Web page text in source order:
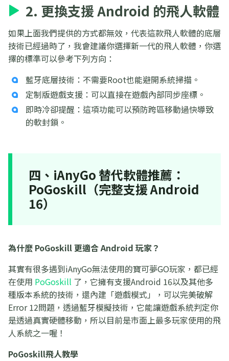
2. 更換支援 Android 的飛人軟體
如果上面我們提供的方式都無效，代表這款飛人軟體的底層
技術已經過時了，我會建議你選擇新一代的飛人軟體，你選
擇的標準可以參考下列方向：
藍牙底層技術：不需要Root也能避開系統掃描。
定制版遊戲支援：可以直接在遊戲內部同步座標。
即時冷卻提醒：這項功能可以預防跨區移動過快導致
的軟封鎖。
四、iAnyGo 替代軟體推薦：
PoGoskill（完整支援 Android
16）
為什麼 PoGoskill 更適合 Android 玩家？
其實有很多遇到iAnyGo無法使用的寶可夢GO玩家，都已經
在使用 PoGoskill 了，它擁有支援Android 16以及其他多
種版本系統的技術，還內建「遊戲模式」，可以完美破解
Error 12問題，透過藍牙模擬技術，它能讓遊戲系統判定你
是透過真實硬體移動，所以目前是市面上最多玩家使用的飛
人系統之一喔！
PoGoskill飛人教學